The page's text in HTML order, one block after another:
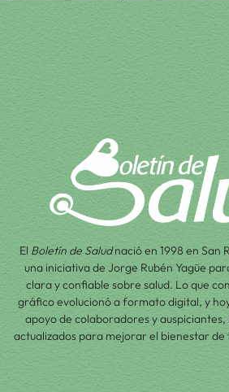
El Boletín de Saludnació en 1998 en San
una iniciativa de Jorge Rubén Yagüe
clara y confiable sobre salud. Lo que
gráfico evolucionó a formato digital, y
apoyo de colaboradores y
actualizados para mejorar el bienestar